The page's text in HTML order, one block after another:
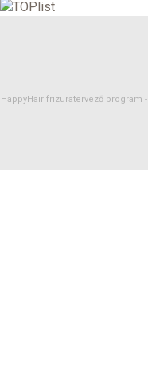
HappyHair frizuratervező program -